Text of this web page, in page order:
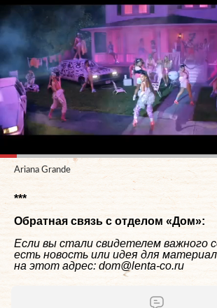
Ariana Grande
***
Обратная связь с отделом «Дом»:
Если вы стали свидетелем важного
есть новость или идея для
на этот адрес: dom@lenta-co.ru